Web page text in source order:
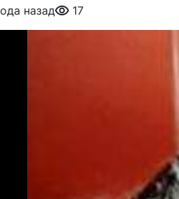
назад 17